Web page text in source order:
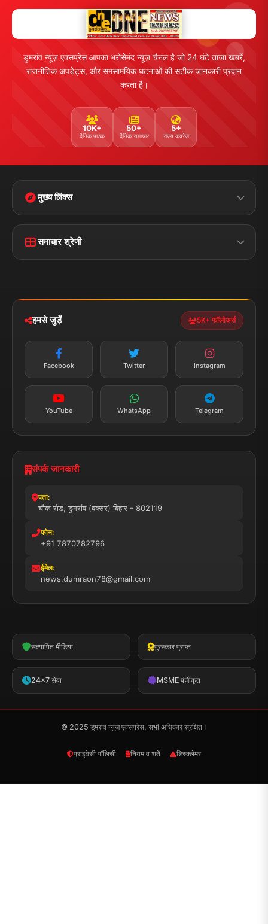
डुमरांव न्यूज़ एक्सप्रेस आपका भरोसेमंद न्यूज़ चैनल है जो 24 घंटे ताजा खबरें,
राजनीतिक अपडेट्स, और समसामयिक घटनाओं की सटीक जानकारी प्रदान
करता है।
10K+
दैनिक पाठक
50+
दैनिक समाचार
5+
राज्य कवरेज
मुख्य लिंक्स
लाइव टीवी ब्रेकिंग न्यूज़
समाचार श्रेणी
हमसे जुड़ें 5K+ फॉलोअर्स
Facebook Twitter Instagram
YouTube WhatsApp Telegram
संपर्क जानकारी
पता:
चौक रोड, डुमरांव (बक्सर) बिहार - 802119
फोन:
+91 7870782796
ईमेल:
news.dumraon78@gmail.com
सत्यापित मीडिया पुरस्कार प्राप्त
24x7 सेवा MSME पंजीकृत
© 2025 डुमरांव न्यूज़ एक्सप्रेस. सभी अधिकार सुरक्षित।
प्राइवेसी पॉलिसी नियम व शर्तें डिस्क्लेमर